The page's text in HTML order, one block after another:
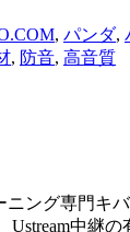
, パンダ,
, 防音, 高音質
ング専門キ
中継